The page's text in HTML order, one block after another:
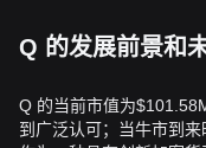
Q 的发展前景和
Q 的当前市值为
到广泛认可；当牛市到来